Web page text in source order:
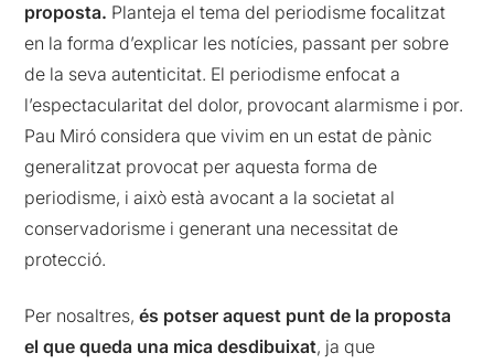
proposta. Planteja el tema del periodisme focalitzat
en la forma d’explicar les notícies, passant per sobre
de la seva autenticitat. El periodisme enfocat a
l’espectacularitat del dolor, provocant alarmisme i por.
Pau Miró considera que vivim en un estat de pànic
generalitzat provocat per aquesta forma de
periodisme, i això està avocant a la societat al
conservadorisme i generant una necessitat de
protecció.
Per nosaltres, és potser aquest punt de la proposta
el que queda una mica desdibuixat, ja que